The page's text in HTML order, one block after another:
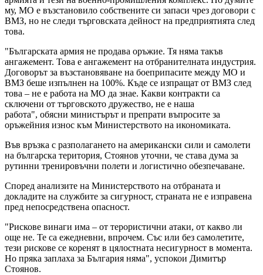
му, МО е възстановило собствените си запаси чрез договори с
ВМЗ, но не следи търговската дейност на предприятията след
това.
"Българската армия не продава оръжие. Тя няма такъв
ангажемент. Това е ангажемент на отбранителната индустрия.
Договорът за възстановяване на боеприпасите между МО и
ВМЗ беше изпълнен на 100%. Къде се изпращат от ВМЗ след
това – не е работа на МО да знае. Какви контракти са
сключени от търговското дружество, не е наша
работа", обясни министърът и препрати въпросите за
оръжейния износ към Министерството на икономиката.
Във връзка с разполагането на американски сили и самолети
на българска територия, Стоянов уточни, че става дума за
рутинни тренировъчни полети и логистично обезпечаване.
Според анализите на Министерството на отбраната и
докладите на службите за сигурност, страната не е изправена
пред непосредствена опасност.
"Рискове винаги има – от терористични атаки, от какво ли
още не. Те са ежедневни, впрочем. Със или без самолетите,
тези рискове се коренят в цялостната несигурност в момента.
Но пряка заплаха за България няма", успокои Димитър
Стоянов.